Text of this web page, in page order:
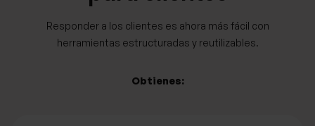
Responder a los clientes es ahora más fácil con
herramientas estructuradas y reutilizables.
Obtienes: